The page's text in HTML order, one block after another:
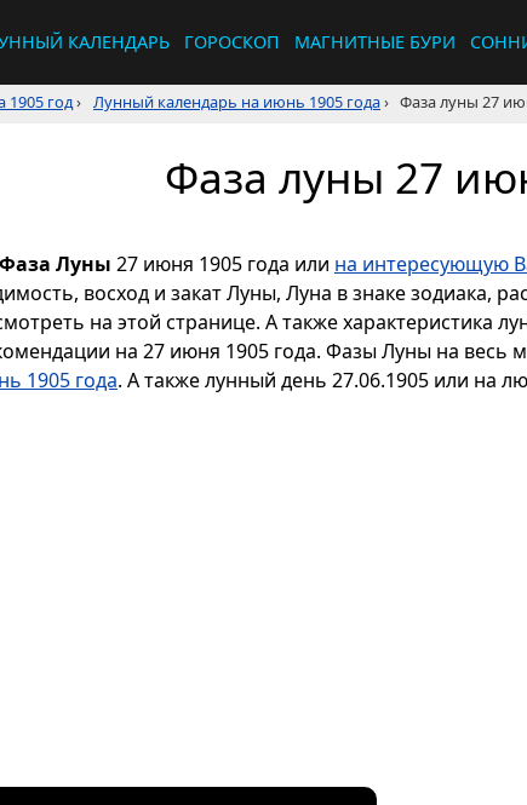
КАЛЕНДАРЬ ГОРОСКОП МАГНИТНЫЕ БУРИ
1905 год› Лунный календарь на июнь 1905 года› Фаза луны 27
Фаза луны 27
Фаза Луны 27 июня 1905 года или на интересующую
восход и закат Луны, Луна в знаке зодиака,
на этой странице. А также характеристика
на 27 июня 1905 года. Фазы Луны на весь
1905 года. А также лунный день 27.06.1905 или на